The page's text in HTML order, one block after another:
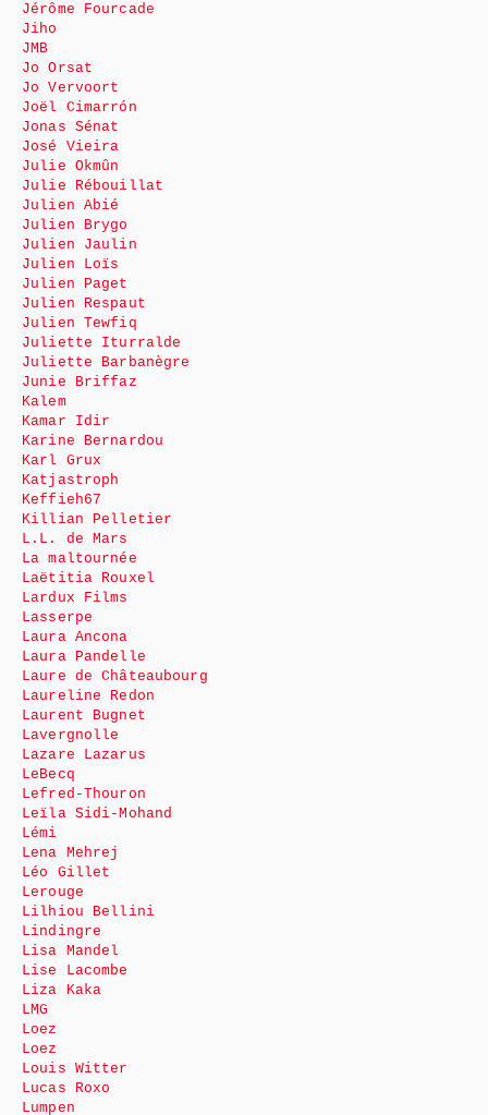
Jérôme Fourcade
Jiho
JMB
Jo Orsat
Jo Vervoort
Joël Cimarrón
Jonas Sénat
José Vieira
Julie Okmûn
Julie Rébouillat
Julien Abié
Julien Brygo
Julien Jaulin
Julien Loïs
Julien Paget
Julien Respaut
Julien Tewfiq
Juliette Iturralde
Juliette Barbanègre
Junie Briffaz
Kalem
Kamar Idir
Karine Bernardou
Karl Grux
Katjastroph
Keffieh67
Killian Pelletier
L.L. de Mars
La maltournée
Laëtitia Rouxel
Lardux Films
Lasserpe
Laura Ancona
Laura Pandelle
Laure de Châteaubourg
Laureline Redon
Laurent Bugnet
Lavergnolle
Lazare Lazarus
LeBecq
Lefred-Thouron
Leïla Sidi-Mohand
Lémi
Lena Mehrej
Léo Gillet
Lerouge
Lilhiou Bellini
Lindingre
Lisa Mandel
Lise Lacombe
Liza Kaka
LMG
Loez
Loez
Louis Witter
Lucas Roxo
Lumpen